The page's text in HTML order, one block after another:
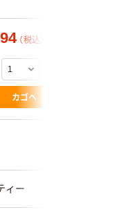
（税込）
カゴへ
ィー